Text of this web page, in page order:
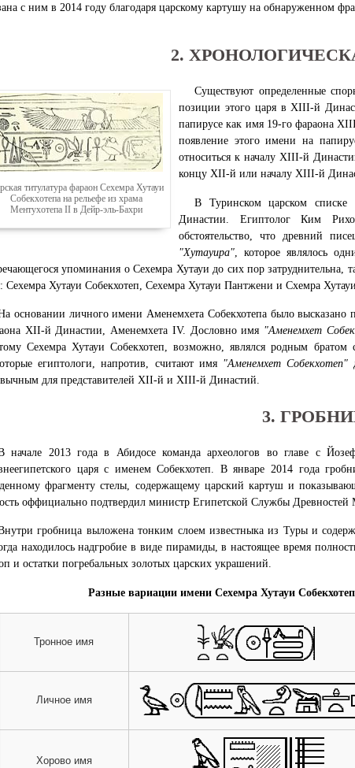
с ним в 2014 году благодаря царскому картушу на обнаруженном
2.
титулатура фараон Сехемра Хутауи
Собекхотепа на рельефе из храма
Ментухотепа II в Дейр-эль-Бахри
Существуют определенные
позиции этого царя в XIII-й
папирусе как имя 19-го фараона
появление этого имени на
относиться к началу XIII-й
концу XII-й или началу XIII-й
В Туринском царском списке
Династии. Египтолог Ким
обстоятельство, что древний
"Хутауира" , которое являлось
упоминания о Сехемра Хутауи до сих пор затруднительна,
Сехемра Хутауи Собекхотеп, Сехемра Хутауи Пантжени и Схемра
основании личного имени Аменемхета Собекхотепа было высказано
XII-й Династии, Аменемхета IV. Дословно имя "Аменемхет
Сехемра Хутауи Собекхотеп, возможно, являлся родным
египтологи, напротив, считают имя "Аменемхет Собекхотеп"
для представителей XII-й и XIII-й Династий.
3.
начале 2013 года в Абидосе команда археологов во главе с
царя с именем Собекхотеп. В январе 2014 года
фрагменту стелы, содержащему царский картуш и
оффициально подтвердил министр Египетской Службы
гробница выложена тонким слоем известныка из Туры и
находилось надгробие в виде пирамиды, в настоящее время
и остатки погребальных золотых царских украшений.
Разные вариации имени Сехемра Хутауи
Тронное имя
Личное имя
Хорово имя